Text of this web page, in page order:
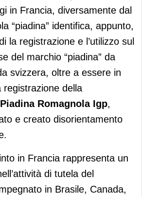
in Francia, diversamente dal
“piadina” identifica, appunto,
la registrazione e l’utilizzo sul
del marchio “piadina” da
svizzera, oltre a essere in
della
Piadina Romagnola Igp,
e creato disorientamento
in Francia rappresenta un
di tutela del
in Brasile, Canada,